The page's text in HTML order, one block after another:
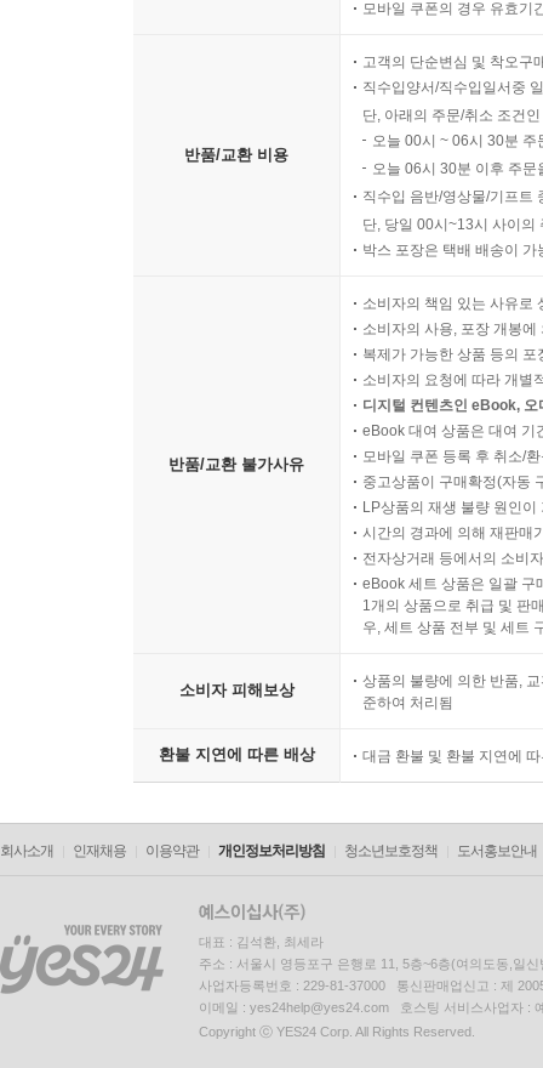
모바일 쿠폰의 경우 유효기
반품/교환 비용
고객의 단순변심 및 착오구
직수입양서/직수입일서중
단, 아래의 주문/취소 조건
오늘 00시 ~ 06시 30분
오늘 06시 30분 이후 주
직수입 음반/영상물/기프트
단, 당일 00시~13시 사이의
박스 포장은 택배 배송이
반품/교환 불가사유
소비자의 책임 있는 사유로
소비자의 사용, 포장 개봉
복제가 가능한 상품 등의
소비자의 요청에 따라 개별
디지털 컨텐츠인 eBook,
eBook 대여 상품은 대여 기
모바일 쿠폰 등록 후 취소/
중고상품이 구매확정(자동
LP상품의 재생 불량 원인
시간의 경과에 의해 재판매
전자상거래 등에서의 소비
eBook 세트 상품은 일괄 구
1개의 상품으로 취급 및 판
우, 세트 상품 전부 및 세트
소비자 피해보상
상품의 불량에 의한 반품,
준하여 처리됨
환불 지연에 따른 배상 대금 환불 및 환불 지연에
회사소개 인재채용 이용약관 개인정보처리방침 청소년보호정책 도서홍보안내
대표 : 김석환, 최세라
주소 : 서울시 영등포구 은행로 11, 5층~6층(여의도동,일신
사업자등록번호 : 229-81-37000 통신판매업신고 : 제
이메일 : yes24help@yes24.com 호스팅 서비스사업자 :
Copyright ⓒ YES24 Corp. All Rights Reserved.